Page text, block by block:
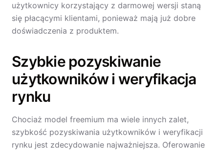
użytkownicy korzystający z darmowej wersji staną
się płacącymi klientami, ponieważ mają już dobre
doświadczenia z produktem.
Szybkie pozyskiwanie
użytkowników i weryfikacja
rynku
Chociaż model freemium ma wiele innych zalet,
szybkość pozyskiwania użytkowników i weryfikacji
rynku jest zdecydowanie najważniejsza. Oferowanie